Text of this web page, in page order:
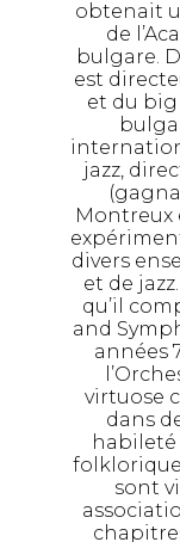
obtenait
de
bulgare.
est
et du
jazz,
Montreux
divers
et de
qu’il
and
années
virtuose
dans
habileté
sont